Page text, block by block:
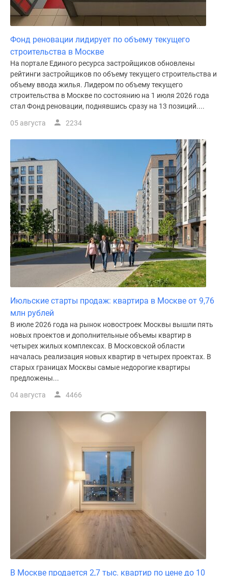
Фонд реновации лидирует по объему текущего
строительства в Москве
На портале Единого ресурса застройщиков обновлены
рейтинги застройщиков по объему текущего строительства и
объему ввода жилья. Лидером по объему текущего
строительства в Москве по состоянию на 1 июля 2026 года
стал Фонд реновации, поднявшись сразу на 13 позиций....
05 августа 2234
Июльские старты продаж: квартира в Москве от 9,76
млн рублей
В июле 2026 года на рынок новостроек Москвы вышли пять
новых проектов и дополнительные объемы квартир в
четырех жилых комплексах. В Московской области
началась реализация новых квартир в четырех проектах. В
старых границах Москвы самые недорогие квартиры
предложены...
04 августа 4466
В Москве продается 2,7 тыс. квартир по цене до 10